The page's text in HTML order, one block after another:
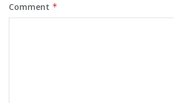
Comment *